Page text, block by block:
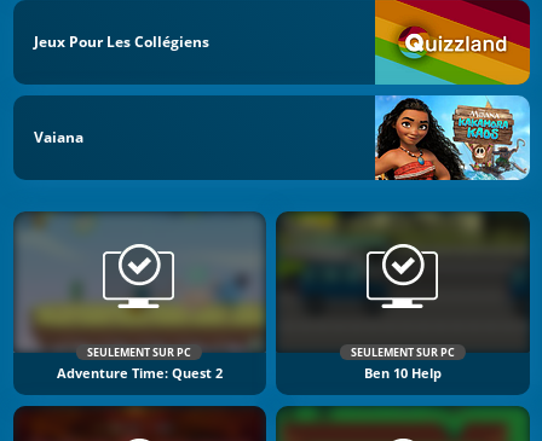
Jeux Pour Les Collégiens
Vaiana
SEULEMENT SUR PC
Adventure Time: Quest 2
SEULEMENT SUR PC
Ben 10 Help